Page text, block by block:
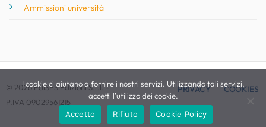
Ammissioni università
© 2026 EdiSES Edizioni S.r.l. -
P.IVA 09029561215
PRIVACY COOKIES
I cookie ci aiutano a fornire i nostri servizi. Utilizzando tali servizi,
accetti l'utilizzo dei cookie.
Accetto
Rifiuto Cookie Policy